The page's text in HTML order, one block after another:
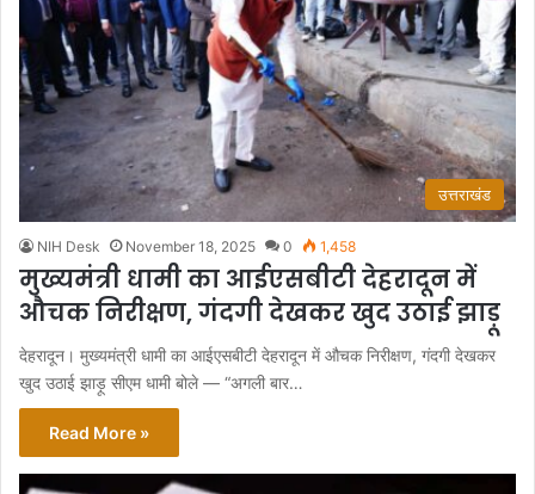
उत्तराखंड
NIH Desk November 18, 2025 0 1,458
मुख्यमंत्री धामी का आईएसबीटी देहरादून में
औचक निरीक्षण, गंदगी देखकर खुद उठाई झाड़ू
देहरादून। मुख्यमंत्री धामी का आईएसबीटी देहरादून में औचक निरीक्षण, गंदगी देखकर
खुद उठाई झाड़ू सीएम धामी बोले — “अगली बार…
Read More »